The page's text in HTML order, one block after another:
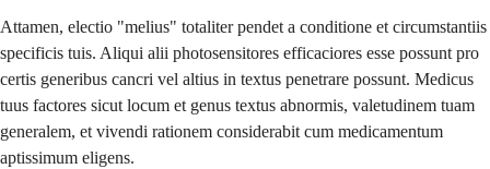
Attamen, electio "melius" totaliter pendet a conditione et circumstantiis
specificis tuis. Aliqui alii photosensitores efficaciores esse possunt pro
certis generibus cancri vel altius in textus penetrare possunt. Medicus
tuus factores sicut locum et genus textus abnormis, valetudinem tuam
generalem, et vivendi rationem considerabit cum medicamentum
aptissimum eligens.